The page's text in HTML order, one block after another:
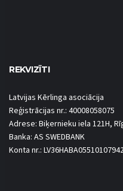
REKVIZĪTI
Latvijas Kērlinga asociācija
Reģistrācijas nr.: 40008058075
Adrese: Biķernieku iela 121H,
Banka: AS SWEDBANK
Konta nr.: